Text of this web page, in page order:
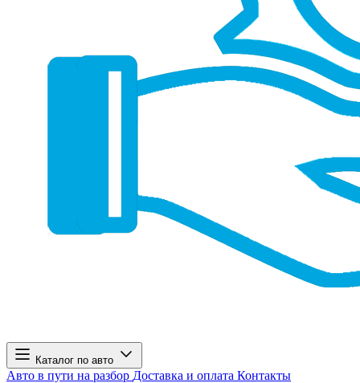
Каталог по авто
Авто в пути на разбор Доставка и оплата Контакты